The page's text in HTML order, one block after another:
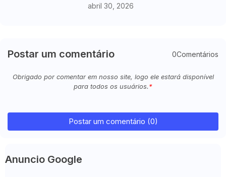
abril 30, 2026
Postar um comentário 0Comentários
Obrigado por comentar em nosso site, logo ele estará disponível
para todos os usuários.
Postar um comentário (0)
Anuncio Google